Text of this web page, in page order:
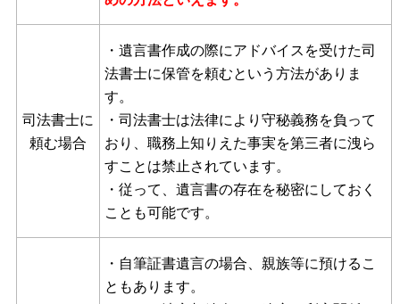
司法書士に
頼む場合
・遺言書作成の際にアドバイスを受けた司
法書士に保管を頼むという方法がありま
す。
・司法書士は法律により守秘義務を負って
おり、職務上知りえた事実を第三者に洩ら
すことは禁止されています。
・従って、遺言書の存在を秘密にしておく
ことも可能です。
・自筆証書遺言の場合、親族等に預けるこ
ともあります。